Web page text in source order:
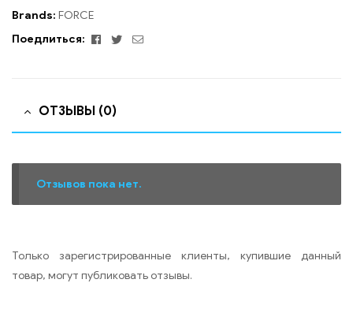
Brands: FORCE
Поедлиться:
Facebook
TwitterEmail
ОТЗЫВЫ (0)
Отзывов пока нет.
Только зарегистрированные клиенты, купившие данный
товар, могут публиковать отзывы.